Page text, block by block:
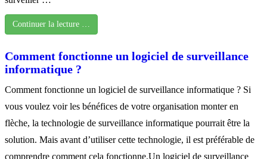
Continuer la lecture …
Comment fonctionne un logiciel de surveillance
informatique ?
Comment fonctionne un logiciel de surveillance informatique ? Si
vous voulez voir les bénéfices de votre organisation monter en
flèche, la technologie de surveillance informatique pourrait être la
solution. Mais avant d’utiliser cette technologie, il est préférable de
comprendre comment cela fonctionne.Un logiciel de surveillance